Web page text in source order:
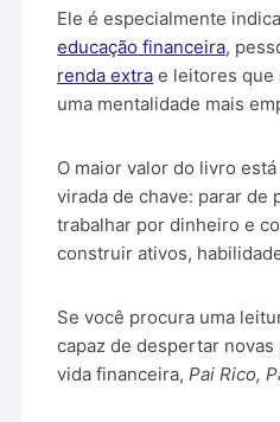
Ele é especialmente
educação financeira,
renda extra e leitores que
uma mentalidade mais
O maior valor do livro
virada de chave: parar de
trabalhar por dinheiro e
construir ativos,
Se você procura uma
capaz de despertar
vida financeira,Pai Rico,